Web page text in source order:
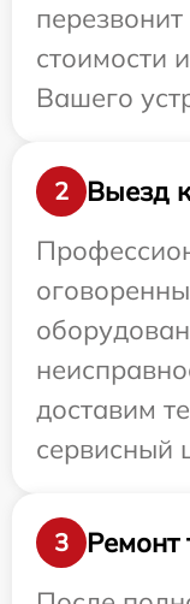
стоимости
Вашего
2
Выезд
доставим
сервисный
3
Ремонт